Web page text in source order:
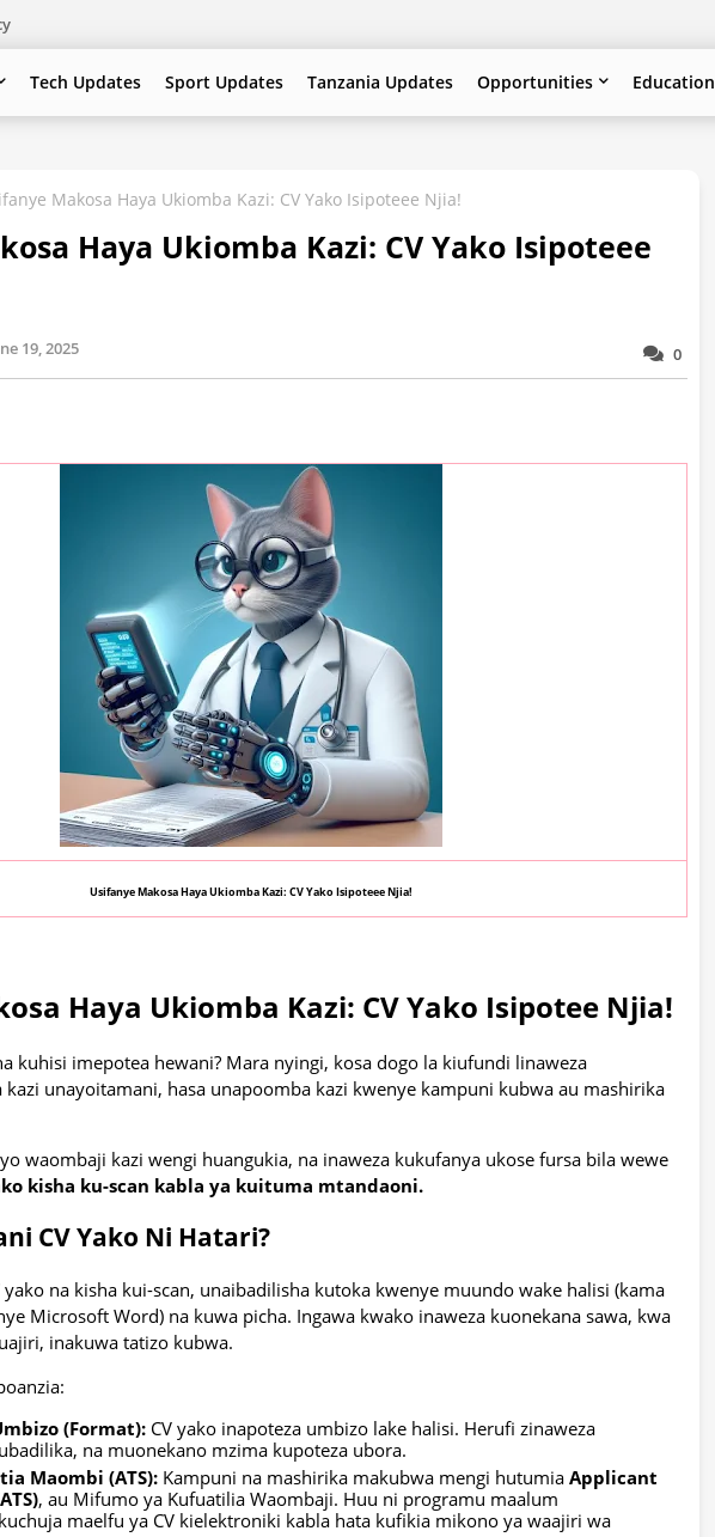
Tech Updates Sport Updates Tanzania Updates Opportunities Education
Makosa Haya Ukiomba Kazi: CV Yako Isipoteee Njia!
Haya Ukiomba Kazi: CV Yako Isipoteee
0
19, 2025
Usifanye Makosa Haya Ukiomba Kazi: CV Yako Isipoteee Njia!
Haya Ukiomba Kazi: CV Yako Isipotee Njia!
kuhisi imepotea hewani? Mara nyingi, kosa dogo la kiufundi linaweza
unayoitamani, hasa unapoomba kazi kwenye kampuni kubwa au mashirika
waombaji kazi wengi huangukia, na inaweza kukufanya ukose fursa bila wewe
kisha ku-scan kabla ya kuituma mtandaoni.
CV Yako Ni Hatari?
na kisha kui-scan, unaibadilisha kutoka kwenye muundo wake halisi (kama
Microsoft Word) na kuwa picha. Ingawa kwako inaweza kuonekana sawa, kwa
inakuwa tatizo kubwa.
(Format): CV yako inapoteza umbizo lake halisi. Herufi zinaweza
na muonekano mzima kupoteza ubora.
Maombi (ATS): Kampuni na mashirika makubwa mengi hutumia Applicant
, au Mifumo ya Kufuatilia Waombaji. Huu ni programu maalum
maelfu ya CV kielektroniki kabla hata kufikia mikono ya waajiri wa